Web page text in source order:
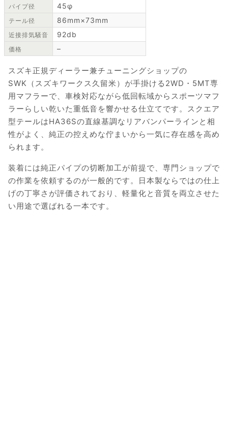
パイプ径 45φ
テール径 86mm×73mm
近接排気騒音 92db
価格 –
スズキ正規ディーラー兼チューニングショップの
SWK（スズキワークス久留米）が手掛ける2WD・5MT専
用マフラーで、車検対応ながら低回転域からスポーツマフ
ラーらしい乾いた重低音を響かせる仕立てです。スクエア
型テールはHA36Sの直線基調なリアバンパーラインと相
性がよく、純正の控えめな佇まいから一気に存在感を高め
られます。
装着には純正パイプの切断加工が前提で、専門ショップで
の作業を依頼するのが一般的です。日本製ならではの仕上
げの丁寧さが評価されており、軽量化と音質を両立させた
い用途で選ばれる一本です。